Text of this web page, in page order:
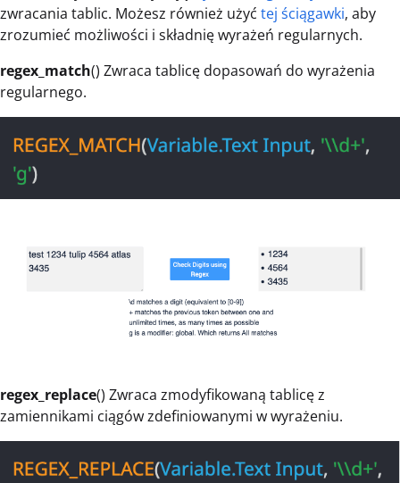
zwracania tablic. Możesz również użyć tej ściągawki, aby
zrozumieć możliwości i składnię wyrażeń regularnych.
regex_match() Zwraca tablicę dopasowań do wyrażenia
regularnego.
regex_replace() Zwraca zmodyfikowaną tablicę z
zamiennikami ciągów zdefiniowanymi w wyrażeniu.